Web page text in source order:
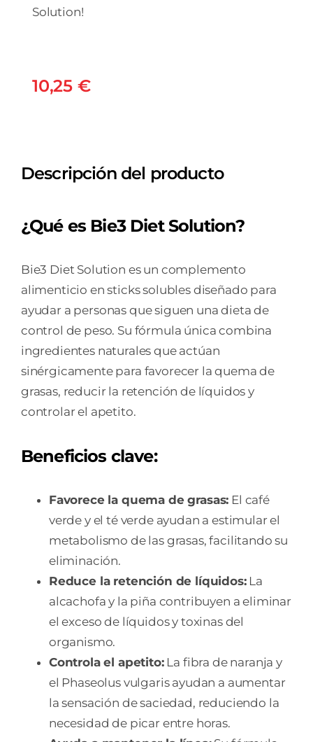
Solution!
10,25 €
Descripción del producto
¿Qué es Bie3 Diet Solution?
Bie3 Diet Solution es un complemento
alimenticio en sticks solubles diseñado para
ayudar a personas que siguen una dieta de
control de peso. Su fórmula única combina
ingredientes naturales que actúan
sinérgicamente para favorecer la quema de
grasas, reducir la retención de líquidos y
controlar el apetito.
Beneficios clave:
Favorece la quema de grasas: El café
verde y el té verde ayudan a estimular el
metabolismo de las grasas, facilitando su
eliminación.
Reduce la retención de líquidos:La
alcachofa y la piña contribuyen a eliminar
el exceso de líquidos y toxinas del
organismo.
Controla el apetito:La fibra de naranja y
el Phaseolus vulgaris ayudan a aumentar
la sensación de saciedad, reduciendo la
necesidad de picar entre horas.